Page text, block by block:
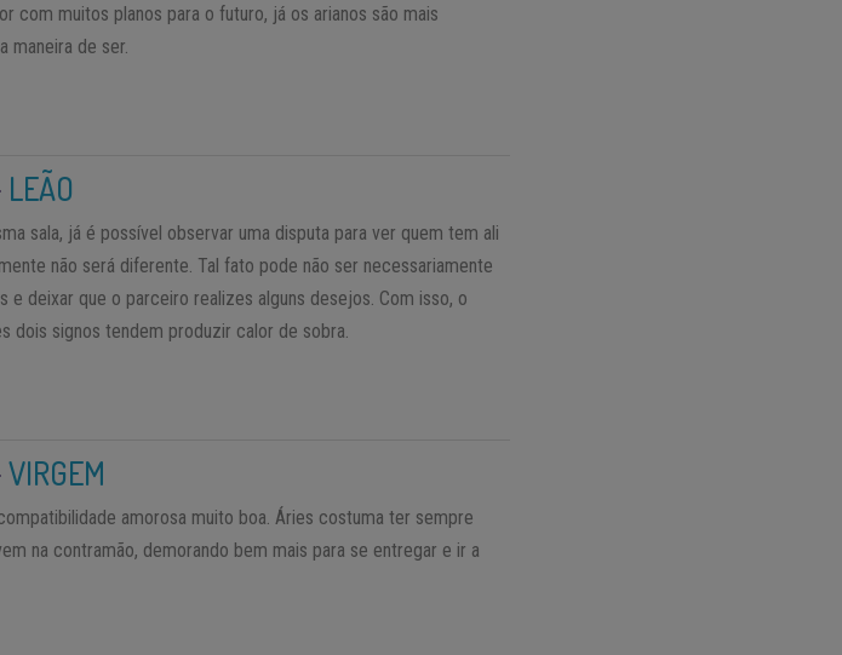
com muitos planos para o futuro, já os arianos são mais
maneira de ser.
LEÃO
sala, já é possível observar uma disputa para ver quem tem ali
não será diferente. Tal fato pode não ser necessariamente
deixar que o parceiro realizes alguns desejos. Com isso, o
dois signos tendem produzir calor de sobra.
VIRGEM
amorosa muito boa. Áries costuma ter sempre
na contramão, demorando bem mais para se entregar e ir a